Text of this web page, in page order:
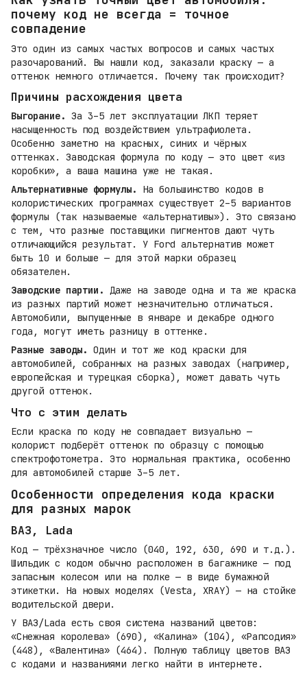
почему код не всегда = точное
совпадение
Это один из самых частых вопросов и самых частых
разочарований. Вы нашли код, заказали краску — а
оттенок немного отличается. Почему так происходит?
Причины расхождения цвета
Выгорание. За 3–5 лет эксплуатации ЛКП теряет
насыщенность под воздействием ультрафиолета.
Особенно заметно на красных, синих и чёрных
оттенках. Заводская формула по коду — это цвет «из
коробки», а ваша машина уже не такая.
Альтернативные формулы.
На большинство кодов в
колористических программах существует 2–5 вариантов
формулы (так называемые «альтернативы»). Это связано
с тем, что разные поставщики пигментов дают чуть
отличающийся результат. У Ford альтернатив может
быть 10 и больше — для этой марки образец
обязателен.
Заводские партии. Даже на заводе одна и та же краска
из разных партий может незначительно отличаться.
Автомобили, выпущенные в январе и декабре одного
года, могут иметь разницу в оттенке.
Разные заводы. Один и тот же код краски для
автомобилей, собранных на разных заводах (например,
европейская и турецкая сборка), может давать чуть
другой оттенок.
Что с этим делать
Если краска по коду не совпадает визуально —
колорист подберёт оттенок по образцу с помощью
спектрофотометра. Это нормальная практика, особенно
для автомобилей старше 3–5 лет.
Особенности определения кода краски
для разных марок
ВАЗ, Lada
Код — трёхзначное число (040, 192, 630, 690 и т.д.).
Шильдик с кодом обычно расположен в багажнике — под
запасным колесом или на полке — в виде бумажной
этикетки. На новых моделях (Vesta, XRAY) — на стойке
водительской двери.
У ВАЗ/Lada есть своя система названий цветов:
«Снежная королева» (690), «Калина» (104), «Рапсодия»
(448), «Валентина» (464). Полную таблицу цветов ВАЗ
с кодами и названиями легко найти в интернете.